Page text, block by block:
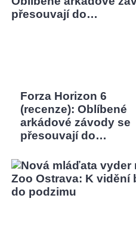
Forza Horizon 6
(recenze): Oblíbené
arkádové závody se
přesouvají do…